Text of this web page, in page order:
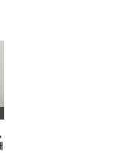
민규동 (인터뷰어: 이다혜)
늘의 주인공은 (문이소)
)